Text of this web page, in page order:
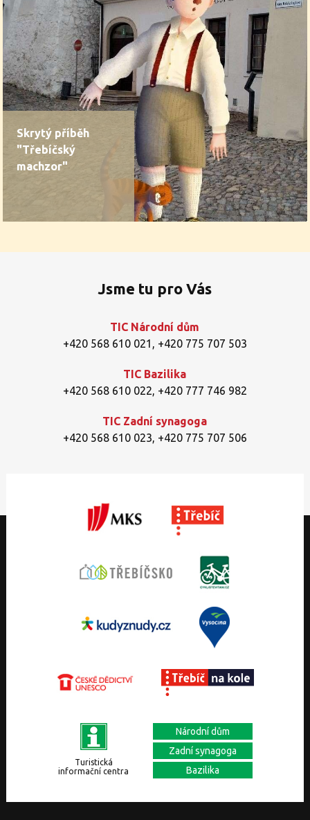
Skrytý příběh
"Třebíčský
machzor"
Jsme tu pro Vás
TIC Národní dům
+420 568 610 021 , +420 775 707 503
TIC Bazilika
+420 568 610 022, +420 777 746 982
TIC Zadní synagoga
+420 568 610 023, +420 775 707 506
Turistická
informační centra
Národní dům
Zadní synagoga
Bazilika